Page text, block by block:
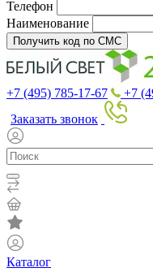
Телефон
Наименование
Получить код по СМС
+7 (495) 785-17-67
+7
Заказать звонок
Каталог